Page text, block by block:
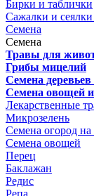
Бирки и таблички
Сажалки и сеялки
Семена
Семена
Травы для
Грибы мицелий
Семена
Семена овощей и
Лекарственные
Микрозелень
Семена огород
Семена овощей
Перец
Баклажан
Редис
Репа